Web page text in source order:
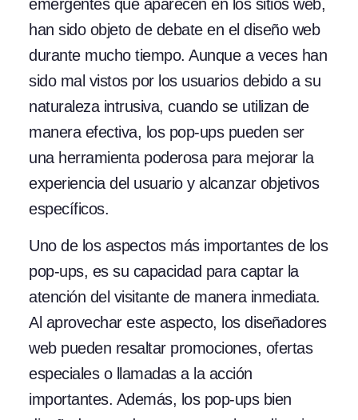
emergentes que aparecen en los sitios web,
han sido objeto de debate en el diseño web
durante mucho tiempo. Aunque a veces han
sido mal vistos por los usuarios debido a su
naturaleza intrusiva, cuando se utilizan de
manera efectiva, los pop-ups pueden ser
una herramienta poderosa para mejorar la
experiencia del usuario y alcanzar objetivos
específicos.
Uno de los aspectos más importantes de los
pop-ups, es su capacidad para captar la
atención del visitante de manera inmediata.
Al aprovechar este aspecto, los diseñadores
web pueden resaltar promociones, ofertas
especiales o llamadas a la acción
importantes. Además, los pop-ups bien